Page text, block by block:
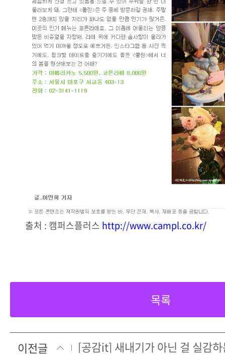
출처 : 캠퍼스플러스 http://www.campl.co.kr/
목록
이전글
[공감it] 새내기가 아닌 걸 실감